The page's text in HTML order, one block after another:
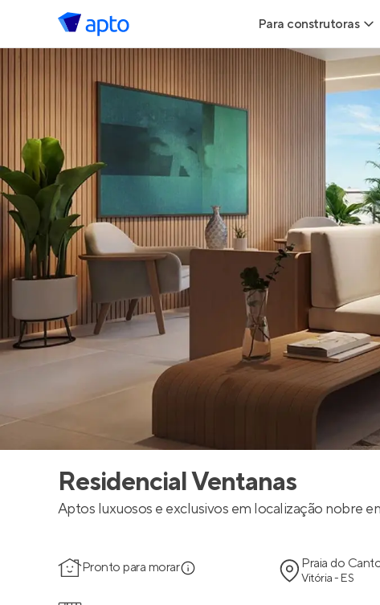
Para construtoras
Geração de
Geração de
Geração de
Maiores
Parcerias
Anunciar Imóveis
Residencial Ventanas
Aptos luxuosos e exclusivos em localização nobre
Pronto para morar Praia do
Vitória - ES